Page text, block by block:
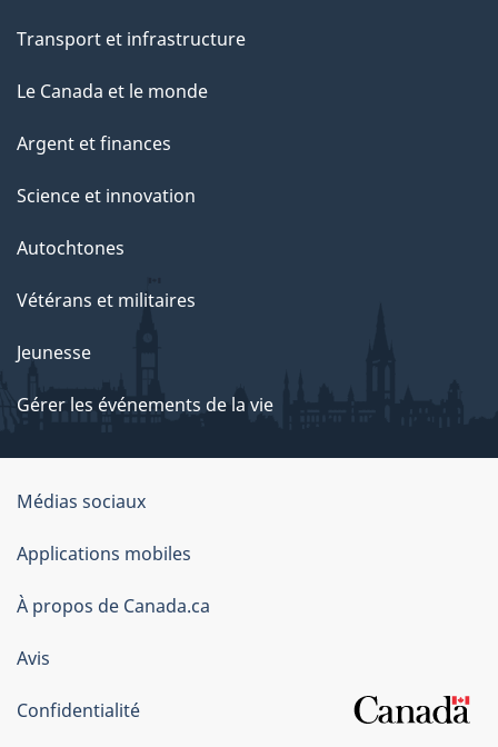
Transport et infrastructure
Le Canada et le monde
Argent et finances
Science et innovation
Autochtones
Vétérans et militaires
Jeunesse
Gérer les événements de la vie
Organisation
du
gouvernement
du
Canada
Médias sociaux
Applications mobiles
À propos de Canada.ca
Avis
Confidentialité